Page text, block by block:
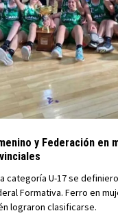
y Federación en
categoría U-17 se
Formativa. Ferro en
lograron clasificarse.